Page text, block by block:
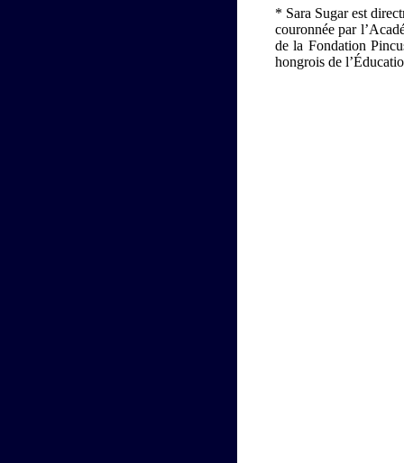
* Sara Sugar est
couronnée par
de la Fondation
hongrois de